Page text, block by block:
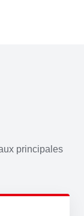
principales